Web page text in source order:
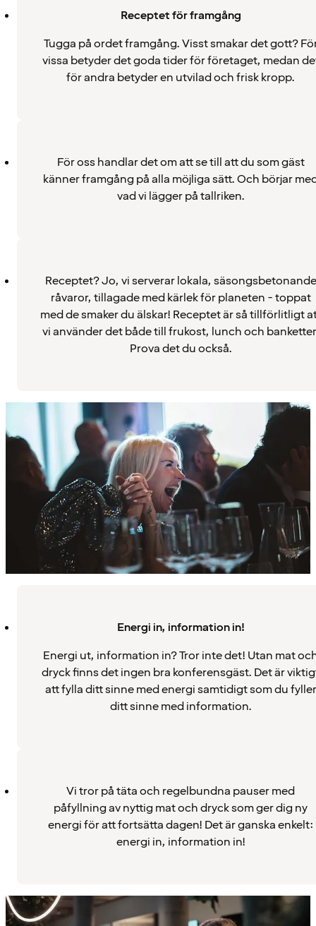
Receptet för framgång
Tugga på ordet framgång. Visst smakar det gott?
vissa betyder det goda tider för företaget, medan
för andra betyder en utvilad och frisk kropp.
För oss handlar det om att se till att du som gäst
känner framgång på alla möjliga sätt. Och börjar
vad vi lägger på tallriken.
Receptet? Jo, vi serverar lokala, säsongsbetonande
råvaror, tillagade med kärlek för planeten - toppat
med de smaker du älskar! Receptet är så tillförlitligt
vi använder det både till frukost, lunch och
Prova det du också.
Energi in, information in!
Energi ut, information in? Tror inte det! Utan mat
dryck finns det ingen bra konferensgäst. Det är
att fylla ditt sinne med energi samtidigt som du fyller
ditt sinne med information.
Vi tror på täta och regelbundna pauser med
påfyllning av nyttig mat och dryck som ger dig ny
energi för att fortsätta dagen! Det är ganska enkelt:
energi in, information in!